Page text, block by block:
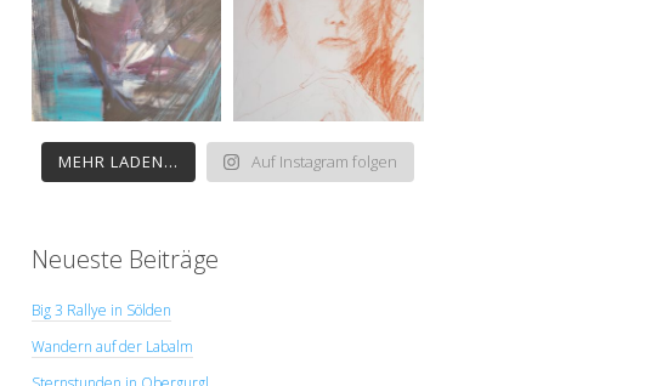
MEHR LADEN... Auf Instagram folgen
Neueste Beiträge
Big 3 Rallye in Sölden
Wandern auf der Labalm